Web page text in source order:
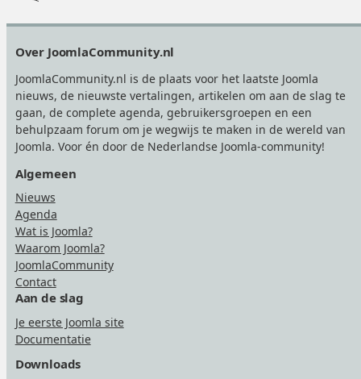
Over JoomlaCommunity.nl
JoomlaCommunity.nl is de plaats voor het laatste Joomla
nieuws, de nieuwste vertalingen, artikelen om aan de slag te
gaan, de complete agenda, gebruikersgroepen en een
behulpzaam forum om je wegwijs te maken in de wereld van
Joomla. Voor én door de Nederlandse Joomla-community!
Algemeen
Nieuws
Agenda
Wat is Joomla?
Waarom Joomla?
JoomlaCommunity
Contact
Aan de slag
Je eerste Joomla site
Documentatie
Downloads